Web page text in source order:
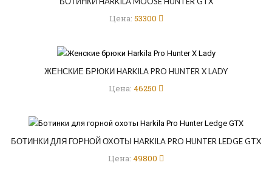
Цена: 53300
ЖЕНСКИЕ БРЮКИ HARKILA PRO HUNTER X LADY
Цена: 46250
БОТИНКИ ДЛЯ ГОРНОЙ ОХОТЫ HARKILA PRO HUNTER LEDGE GTX
Цена: 49800